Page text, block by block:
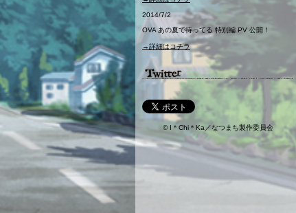
2014/7/2
OVA あの夏で待ってる 特別編 PV 公開！
→詳細はコチラ
© I＊Chi＊Ka／なつまち製作委員会